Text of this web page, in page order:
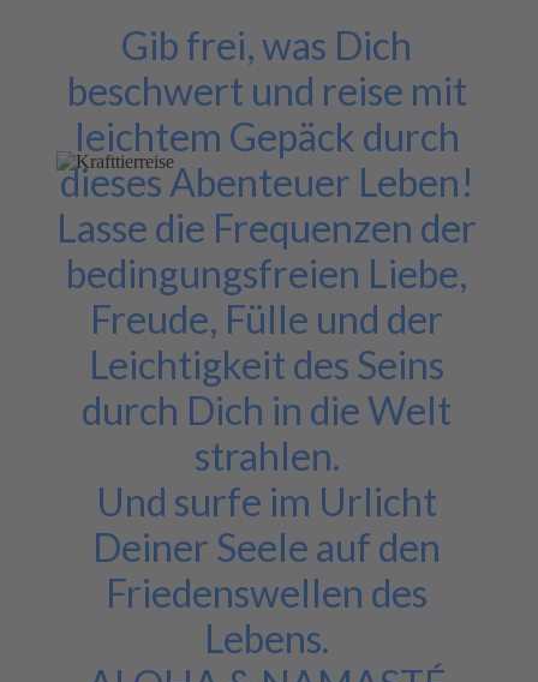
Gib frei, was Dich
beschwert und reise mit
leichtem Gepäck durch
dieses Abenteuer Leben!
Lasse die Frequenzen der
bedingungsfreien Liebe,
Freude, Fülle und der
Leichtigkeit des Seins
durch Dich in die Welt
strahlen.
Und surfe im Urlicht
Deiner Seele auf den
Friedenswellen des
Lebens.